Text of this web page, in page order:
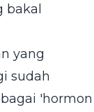
bakal
yang
sudah
'hormon